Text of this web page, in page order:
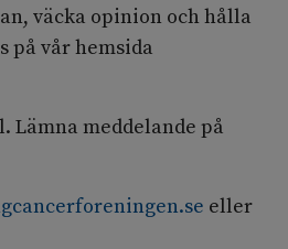
väcka opinion och hålla
på vår hemsida
Lämna meddelande på
eller